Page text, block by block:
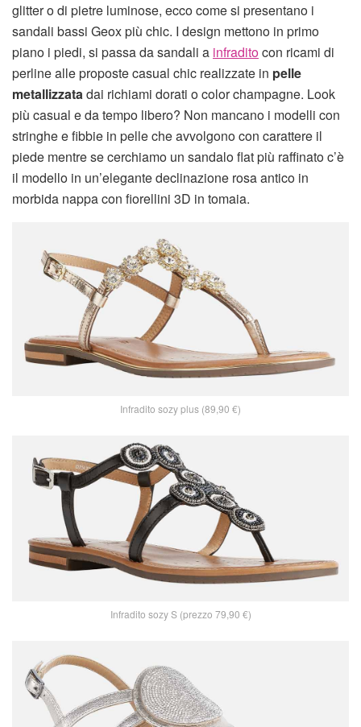
glitter o di pietre luminose, ecco come si presentano i
sandali bassi Geox più chic. I design mettono in primo
piano i piedi, si passa da sandali a infraditocon ricami di
perline alle proposte casual chic realizzate in pelle
metallizzatadai richiami dorati o color champagne. Look
più casual e da tempo libero? Non mancano i modelli con
stringhe e fibbie in pelle che avvolgono con carattere il
piede mentre se cerchiamo un sandalo flat più raffinato c’è
il modello in un’elegante declinazione rosa antico in
morbida nappa con fiorellini 3D in tomaia.
Infradito sozy plus (89,90 €)
Infradito sozy S (prezzo 79,90 €)